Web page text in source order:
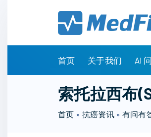
首页 关于我们 AI
索托拉西布
首页 » 抗癌资讯» 有问有